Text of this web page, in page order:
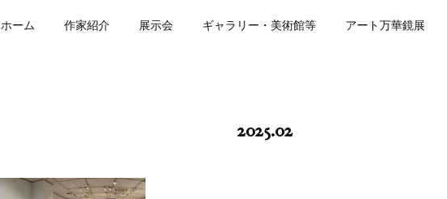
ホーム 作家紹介 展示会 ギャラリー・美術館等 アート万華鏡展
2025.02